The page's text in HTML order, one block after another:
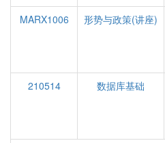
MARX1006
形势与政策(讲座)
210514
数据库基础